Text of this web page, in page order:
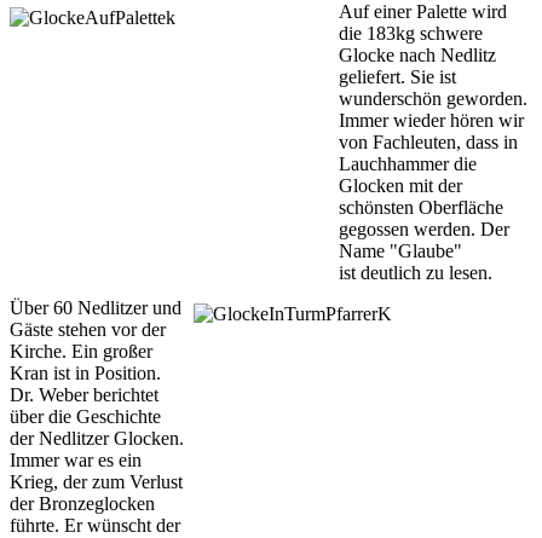
Auf einer Palette wird
die 183kg schwere
Glocke nach Nedlitz
geliefert. Sie ist
wunderschön geworden.
Immer wieder hören wir
von Fachleuten, dass in
Lauchhammer die
Glocken mit der
schönsten Oberfläche
gegossen werden. Der
Name "Glaube"
ist deutlich zu lesen.
Über 60 Nedlitzer und
Gäste stehen vor der
Kirche. Ein großer
Kran ist in Position.
Dr. Weber berichtet
über die Geschichte
der Nedlitzer Glocken.
Immer war es ein
Krieg, der zum Verlust
der Bronzeglocken
führte. Er wünscht der